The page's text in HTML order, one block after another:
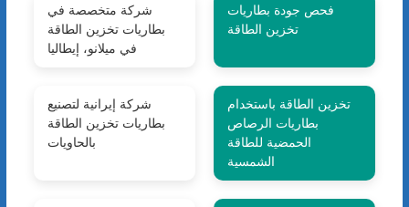
شركة متخصصة في
بطاريات تخزين الطاقة
في ميلانو، إيطاليا
فحص جودة بطاريات
تخزين الطاقة
شركة إيرانية لتصنيع
بطاريات تخزين الطاقة
بالحاويات
تخزين الطاقة باستخدام
بطاريات الرصاص
الحمضية للطاقة
الشمسية